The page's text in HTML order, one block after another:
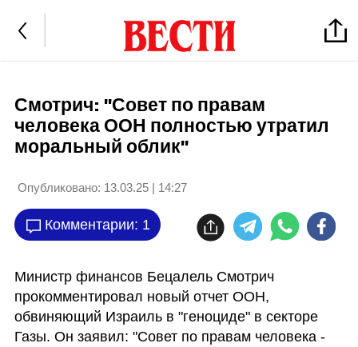
Смотрич: "Совет по правам
человека ООН полностью утратил
моральный облик"
Опубликовано: 13.03.25 | 14:27
Комментарии: 1
Министр финансов Бецалель Смотрич
прокомментировал новый отчет ООН,
обвиняющий Израиль в "геноциде" в секторе
Газы. Он заявил: "Совет по правам человека -